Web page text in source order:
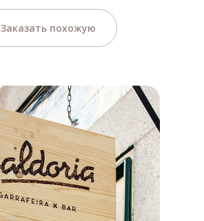
Заказать похожую